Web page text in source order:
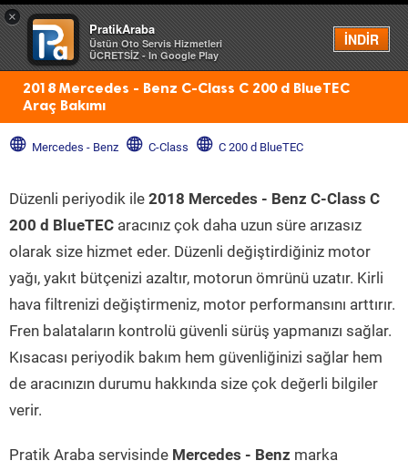
×
PratikAraba
Üstün Oto Servis Hizmetleri
ÜCRETSİZ - In Google Play
İNDİR
Menü
2018 Mercedes - Benz C-Class C 200 d BlueTEC
Araç Bakımı
Mercedes - Benz C-Class C 200 d BlueTEC
Düzenli periyodik ile 2018 Mercedes - Benz C-Class C
200 d BlueTEC aracınız çok daha uzun süre arızasız
olarak size hizmet eder. Düzenli değiştirdiğiniz motor
yağı, yakıt bütçenizi azaltır, motorun ömrünü uzatır. Kirli
hava filtrenizi değiştirmeniz, motor performansını arttırır.
Fren balataların kontrolü güvenli sürüş yapmanızı sağlar.
Kısacası periyodik bakım hem güvenliğinizi sağlar hem
de aracınızın durumu hakkında size çok değerli bilgiler
verir.
Pratik Araba servisinde Mercedes - Benz marka